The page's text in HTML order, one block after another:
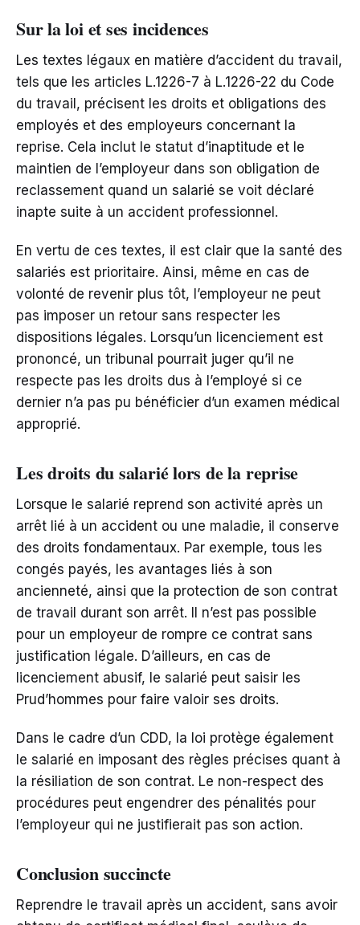
Sur la loi et ses incidences
Les textes légaux en matière d’accident du travail,
tels que les articles L.1226-7 à L.1226-22 du Code
du travail, précisent les droits et obligations des
employés et des employeurs concernant la
reprise. Cela inclut le statut d’inaptitude et le
maintien de l’employeur dans son obligation de
reclassement quand un salarié se voit déclaré
inapte suite à un accident professionnel.
En vertu de ces textes, il est clair que la santé des
salariés est prioritaire. Ainsi, même en cas de
volonté de revenir plus tôt, l’employeur ne peut
pas imposer un retour sans respecter les
dispositions légales. Lorsqu’un licenciement est
prononcé, un tribunal pourrait juger qu’il ne
respecte pas les droits dus à l’employé si ce
dernier n’a pas pu bénéficier d’un examen médical
approprié.
Les droits du salarié lors de la reprise
Lorsque le salarié reprend son activité après un
arrêt lié à un accident ou une maladie, il conserve
des droits fondamentaux. Par exemple, tous les
congés payés, les avantages liés à son
ancienneté, ainsi que la protection de son contrat
de travail durant son arrêt. Il n’est pas possible
pour un employeur de rompre ce contrat sans
justification légale. D’ailleurs, en cas de
licenciement abusif, le salarié peut saisir les
Prud’hommes pour faire valoir ses droits.
Dans le cadre d’un CDD, la loi protège également
le salarié en imposant des règles précises quant à
la résiliation de son contrat. Le non-respect des
procédures peut engendrer des pénalités pour
l’employeur qui ne justifierait pas son action.
Conclusion succincte
Reprendre le travail après un accident, sans avoir